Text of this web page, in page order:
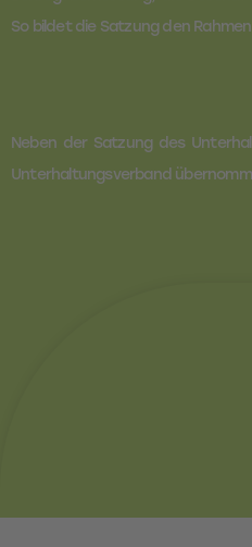
So bildet die Satzung den
Neben der Satzung des
Unterhaltungsverband